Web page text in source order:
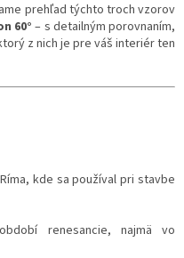
prehľad týchto troch vzorov
60° – s detailným porovnaním,
z nich je pre váš interiér ten
kde sa používal pri stavbe
renesancie, najmä vo